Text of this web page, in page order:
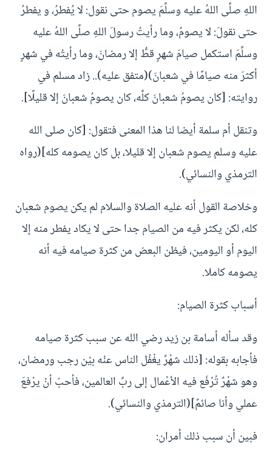
اللهِ صلَّى اللهُ عليه وسلَّمَ يصوم حتى نقول: لا يُفطرُ، و يفطرُ
حتى نقولَ: لا يصومُ، وما رأيتُ رسولَ اللهِ صلَّى اللهُ عليه
وسلَّمَ استكمل صيامَ شهرٍ قطُّ إلا رمضانَ، وما رأيتُه في شهرٍ
أكثرَ منه صيامًا في شعبانَ)(متفق عليه).. زاد مسلم في
روايته: [كان يصومُ شعبانَ كلَّه، كان يصومُ شعبانَ إلا قليلًا].
وتنقل أم سلمة أيضا لنا هذا المعنى فتقول: [كان صلى الله
عليه وسلم يصوم شعبان إلا قليلا، بل كان يصومه كله](رواه
الترمذي والنسائي).
وخلاصة القول أنه عليه الصلاة والسلام لم يكن يصوم شعبان
كله، لكن يكثر فيه من الصيام جدا حتى لا يكاد يفطر منه إلا
اليوم أو اليومين، فيظن البعض من كثرة صيامه فيه أنه
يصومه كاملا.
أسباب كثرة الصيام:
وقد سأله أسامة بن زيد رضي الله عن سبب كثرة صيامه
فأجابه بقوله: [ذلك شهْرٌ يغْفُل الناس عنْه بيْن رجب ورمضان،
وهو شهْرٌ تُرْفَع فيه الأعْمال إلى ربِّ العالمين، فأحبّ أنْ يرْفعَ
عملي وأنا صائمٌ](الترمذي والنسائي).
فبين أن سبب ذلك أمران: